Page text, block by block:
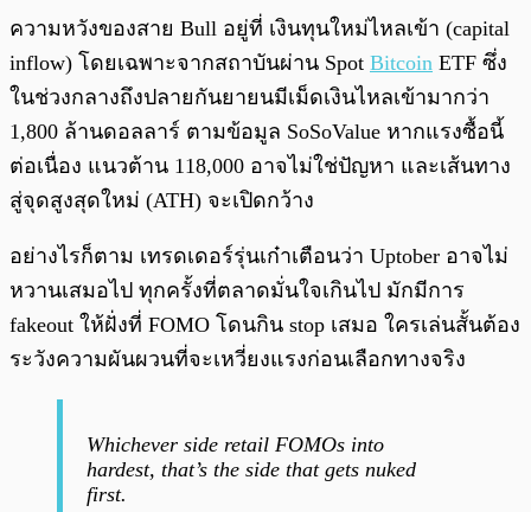
ความหวังของสาย Bull อยู่ที่ เงินทุนใหม่ไหลเข้า (capital
inflow) โดยเฉพาะจากสถาบันผ่าน Spot Bitcoin ETF ซึ่ง
ในช่วงกลางถึงปลายกันยายนมีเม็ดเงินไหลเข้ามากว่า
1,800 ล้านดอลลาร์ ตามข้อมูล SoSoValue หากแรงซื้อนี้
ต่อเนื่อง แนวต้าน 118,000 อาจไม่ใช่ปัญหา และเส้นทาง
สู่จุดสูงสุดใหม่ (ATH) จะเปิดกว้าง
อย่างไรก็ตาม เทรดเดอร์รุ่นเก๋าเตือนว่า Uptober อาจไม่
หวานเสมอไป ทุกครั้งที่ตลาดมั่นใจเกินไป มักมีการ
fakeout ให้ฝั่งที่ FOMO โดนกิน stop เสมอ ใครเล่นสั้นต้อง
ระวังความผันผวนที่จะเหวี่ยงแรงก่อนเลือกทางจริง
Whichever side retail FOMOs into
hardest, that’s the side that gets nuked
first.